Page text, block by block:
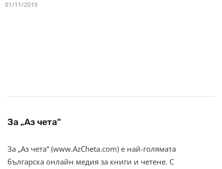
01/11/2019
За „Аз чета“
За „Аз чета“ (www.AzCheta.com) е най-голямата
българска онлайн медия за книги и четене. С